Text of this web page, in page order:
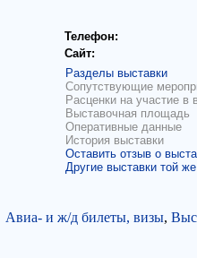
Телефон:
Сайт:
Разделы выставки
Сопутствующие
Расценки на участие в
Выставочная площадь
Оперативные данные
История выставки
Оставить отзыв о
Другие выставки той
Авиа- и ж/д билеты, визы,